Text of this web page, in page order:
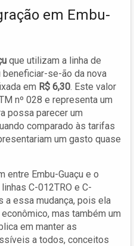
em Embu-
que utilizam a linha de
beneficiar-se-ão da nova
em R$ 6,30. Este valor
nº 028 e representa um
possa parecer um
comparado às tarifas
um gasto quase
entre Embu-Guaçu e o
C-012TRO e C-
a essa mudança, pois ela
mas também um
em manter as
a todos, conceitos